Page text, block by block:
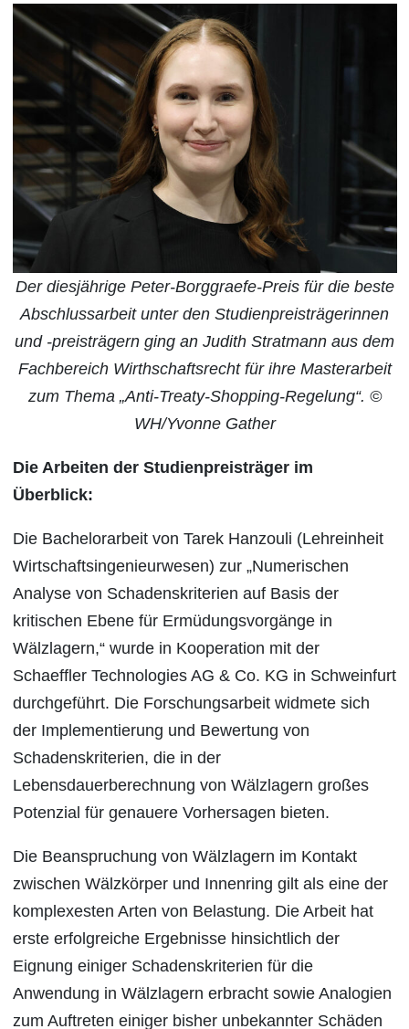
Der diesjährige Peter-Borggraefe-Preis für die beste
Abschlussarbeit unter den Studienpreisträgerinnen
und -preisträgern ging an Judith Stratmann aus dem
Fachbereich Wirthschaftsrecht für ihre Masterarbeit
zum Thema „Anti-Treaty-Shopping-Regelung“. ©
WH/Yvonne Gather
Die Arbeiten der Studienpreisträger im
Überblick:
Die Bachelorarbeit von Tarek Hanzouli (Lehreinheit
Wirtschaftsingenieurwesen) zur „Numerischen
Analyse von Schadenskriterien auf Basis der
kritischen Ebene für Ermüdungsvorgänge in
Wälzlagern,“ wurde in Kooperation mit der
Schaeffler Technologies AG & Co. KG in Schweinfurt
durchgeführt. Die Forschungsarbeit widmete sich
der Implementierung und Bewertung von
Schadenskriterien, die in der
Lebensdauerberechnung von Wälzlagern großes
Potenzial für genauere Vorhersagen bieten.
Die Beanspruchung von Wälzlagern im Kontakt
zwischen Wälzkörper und Innenring gilt als eine der
komplexesten Arten von Belastung. Die Arbeit hat
erste erfolgreiche Ergebnisse hinsichtlich der
Eignung einiger Schadenskriterien für die
Anwendung in Wälzlagern erbracht sowie Analogien
zum Auftreten einiger bisher unbekannter Schäden